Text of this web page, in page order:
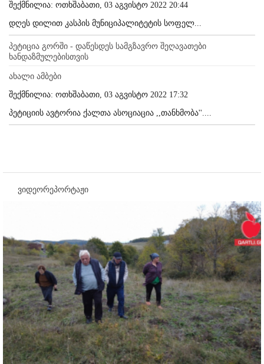
შექმნილია: ოთხშაბათი, 03 აგვისტო 2022 20:44
დღეს დილით კასპის მუნიციპალიტეტის სოფელ...
პეტიცია გორში - დაწესდეს სამგზავრო შეღავათები
ხანდაზმულებისთვის
ახალი ამბები
შექმნილია: ოთხშაბათი, 03 აგვისტო 2022 17:32
პეტიციის ავტორია ქალთა ასოციაცია ,,თანხმობა''....
ვიდეორეპორტაჟი